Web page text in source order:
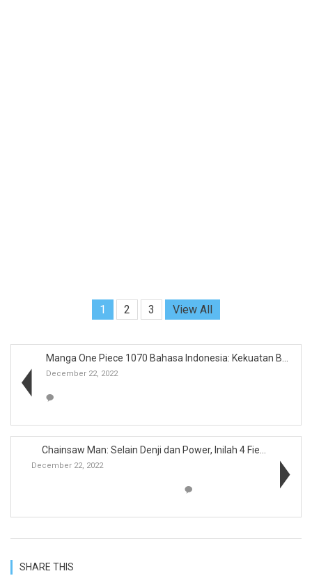
1 2 3 View All
December 22, 2022
Chainsaw Man: Selain Denji dan Power, Inilah 4 Fie...
December 22, 2022
SHARE THIS